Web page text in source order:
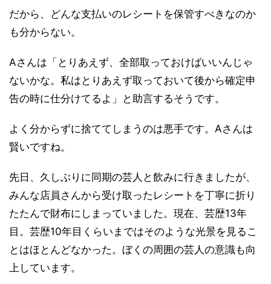
だから、どんな支払いのレシートを保管すべきなのか
も分からない。
Aさんは「とりあえず、全部取っておけばいいんじゃ
ないかな。私はとりあえず取っておいて後から確定申
告の時に仕分けてるよ」と助言するそうです。
よく分からずに捨ててしまうのは悪手です。Aさんは
賢いですね。
先日、久しぶりに同期の芸人と飲みに行きましたが、
みんな店員さんから受け取ったレシートを丁寧に折り
たたんで財布にしまっていました。現在、芸歴13年
目。芸歴10年目くらいまではそのような光景を見るこ
とはほとんどなかった。ぼくの周囲の芸人の意識も向
上しています。